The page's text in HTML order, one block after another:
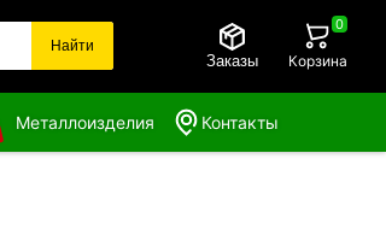
Найти
Заказы Корзина
0
Металлоизделия Контакты